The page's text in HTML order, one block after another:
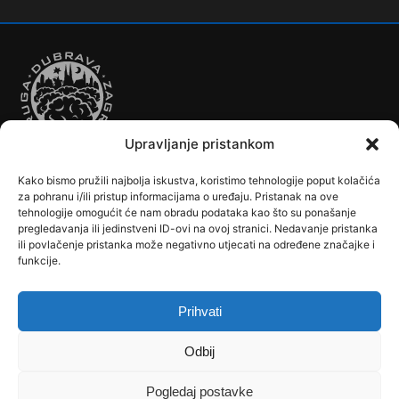
Upravljanje pristankom
Kako bismo pružili najbolja iskustva, koristimo tehnologije poput kolačića
za pohranu i/ili pristup informacijama o uređaju. Pristanak na ove
tehnologije omogućit će nam obradu podataka kao što su ponašanje
pregledavanja ili jedinstveni ID-ovi na ovoj stranici. Nedavanje pristanka
ili povlačenje pristanka može negativno utjecati na određene značajke i
funkcije.
Prihvati
Odbij
Pogledaj postavke
Autobusi Automobilizam Biciklizam
Borilački Sportovi
Cookie Policy (EU)
Crkve, samostani i župni uredi
Dječji vrtići
Drugi sportovi
Društva, klubovi, savezi, udruge
Dubrava u Srcu
Edukacija
Tramvaji